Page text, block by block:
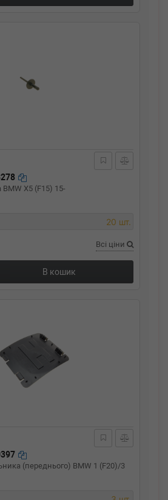
X5 (F15) 15-
20 шт.
Всі ціни
В кошик
(переднього) BMW 1 (F20)/3